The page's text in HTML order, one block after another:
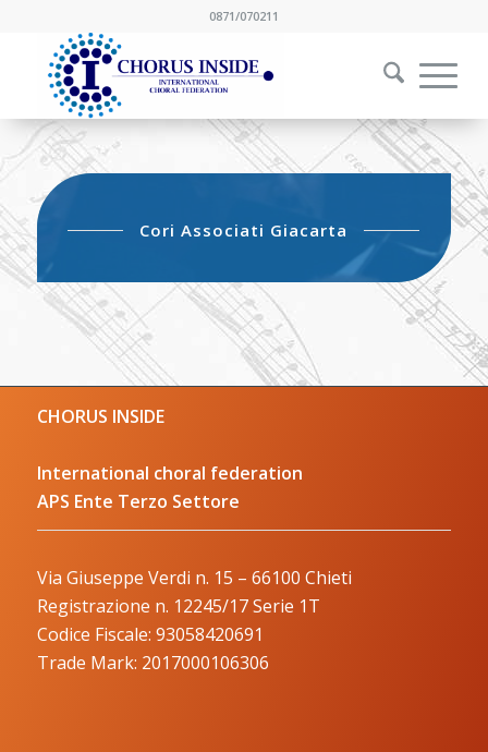
0871/070211
Cori Associati Giacarta
CHORUS INSIDE
International choral federation
APS Ente Terzo Settore
Via Giuseppe Verdi n. 15 – 66100 Chieti
Registrazione n. 12245/17 Serie 1T
Codice Fiscale: 93058420691
Trade Mark: 2017000106306